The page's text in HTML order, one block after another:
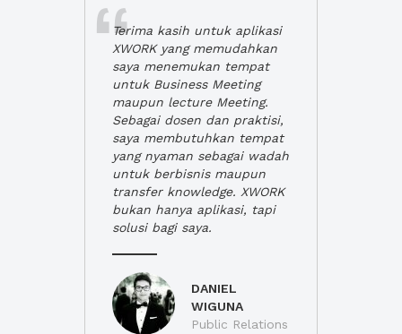
Terima kasih untuk aplikasi
XWORK yang memudahkan
saya menemukan tempat
untuk Business Meeting
maupun lecture Meeting.
Sebagai dosen dan praktisi,
saya membutuhkan tempat
yang nyaman sebagai wadah
untuk berbisnis maupun
transfer knowledge. XWORK
bukan hanya aplikasi, tapi
solusi bagi saya.
DANIEL
WIGUNA
Public Relations